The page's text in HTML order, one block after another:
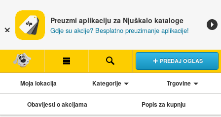
Preuzmi aplikaciju za Njuškalo kataloge
Gdje su akcije? Besplatno preuzimanje aplikacije!
PREDAJ OGLAS
Moja lokacija Kategorije Trgovine
Obavijesti o akcijama Popis za kupnju